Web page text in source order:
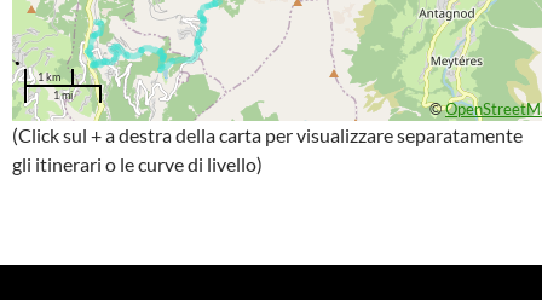
©
1 km
1 mi
(Click sul + a destra della carta per visualizzare separatamente
gli itinerari o le curve di livello)